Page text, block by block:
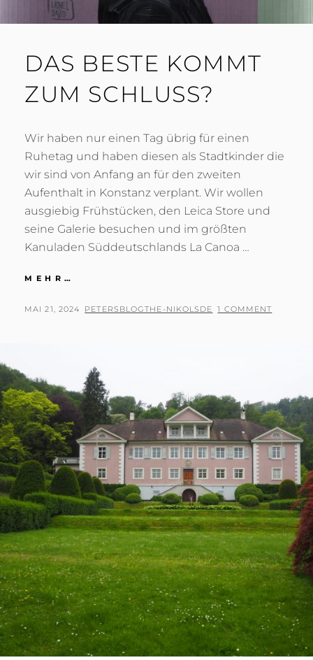
DAS BESTE KOMMT
ZUM SCHLUSS?
Wir haben nur einen Tag übrig für einen
Ruhetag und haben diesen als Stadtkinder die
wir sind von Anfang an für den zweiten
Aufenthalt in Konstanz verplant. Wir wollen
ausgiebig Frühstücken, den Leica Store und
seine Galerie besuchen und im größten
Kanuladen Süddeutschlands La Canoa …
MEHR…
KOMMT
POSTED
MAI 21, 2024 BY
PETERSBLOGTHE-NIKOLSDE 1 COMMENT